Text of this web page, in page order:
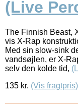
(Live
The Finnish Beast,
vis X-Rap
Med sin slow-sink
vandsøjlen, er X-
selv den kolde tid,
135 kr. (Vis fragtpris)